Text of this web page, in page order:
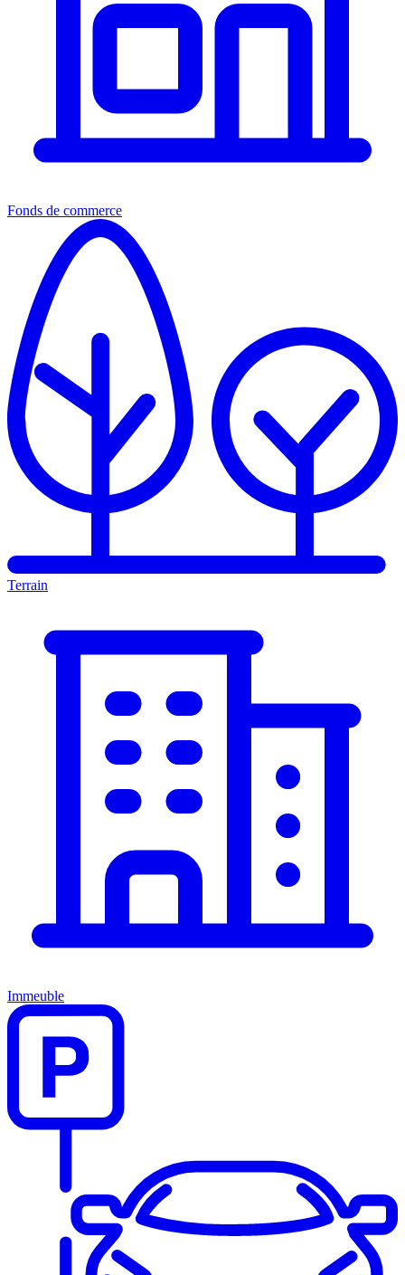
Fonds de commerce
Terrain
Immeuble